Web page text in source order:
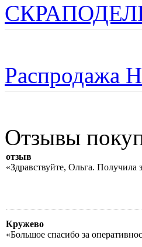
Отзывы
отзыв
«Здравствуйте, Ольга.
Кружево
«Большое спасибо за